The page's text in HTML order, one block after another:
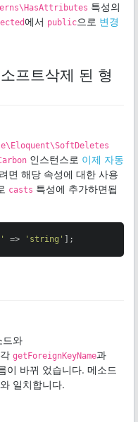
특성의
에서 public으로 변경
프트삭제 된 형
인스턴스로 이제 자동
면 해당 속성에 대한 사용
casts 특성에 추가하면됩
=> 'string' ];
드와
getForeignKeyName과
이 바뀌 었습니다. 메소드
일치합니다.